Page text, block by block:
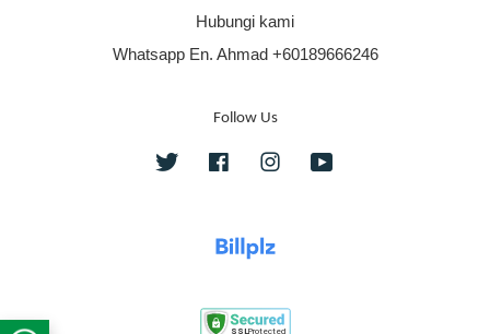
Hubungi kami
Whatsapp En. Ahmad +60189666246
Follow Us
Twitter FacebookInstagram